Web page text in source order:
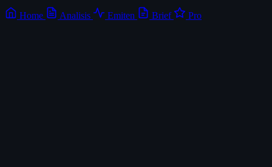
Home Analisis Emiten Brief Pro